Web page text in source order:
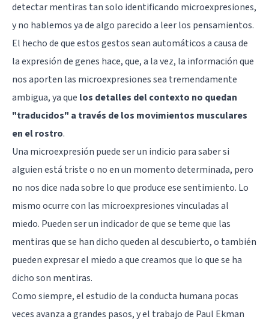
detectar mentiras tan solo identificando microexpresiones,
y no hablemos ya de algo parecido a leer los pensamientos.
El hecho de que estos gestos sean automáticos a causa de
la expresión de genes hace, que, a la vez, la información que
nos aporten las microexpresiones sea tremendamente
ambigua, ya que los detalles del contexto no quedan
"traducidos" a través de los movimientos musculares
en el rostro.
Una microexpresión puede ser un indicio para saber si
alguien está triste o no en un momento determinada, pero
no nos dice nada sobre lo que produce ese sentimiento. Lo
mismo ocurre con las microexpresiones vinculadas al
miedo. Pueden ser un indicador de que se teme que las
mentiras que se han dicho queden al descubierto, o también
pueden expresar el miedo a que creamos que lo que se ha
dicho son mentiras.
Como siempre, el estudio de la conducta humana pocas
veces avanza a grandes pasos, y el trabajo de Paul Ekman